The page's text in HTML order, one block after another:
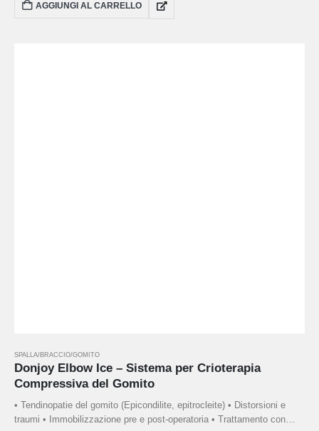
AGGIUNGI AL CARRELLO
SPALLA/BRACCIO/GOMITO
Donjoy Elbow Ice – Sistema per Crioterapia
Compressiva del Gomito
• Tendinopatie del gomito (Epicondilite, epitrocleite) • Distorsioni e
traumi • Immobilizzazione pre e post-operatoria • Trattamento con